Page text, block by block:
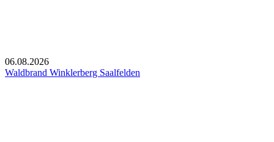
06.08.2026
Waldbrand Winklerberg Saalfelden